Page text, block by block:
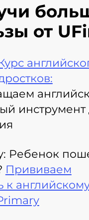
от
инструмент
Ребенок
Прививаем
к